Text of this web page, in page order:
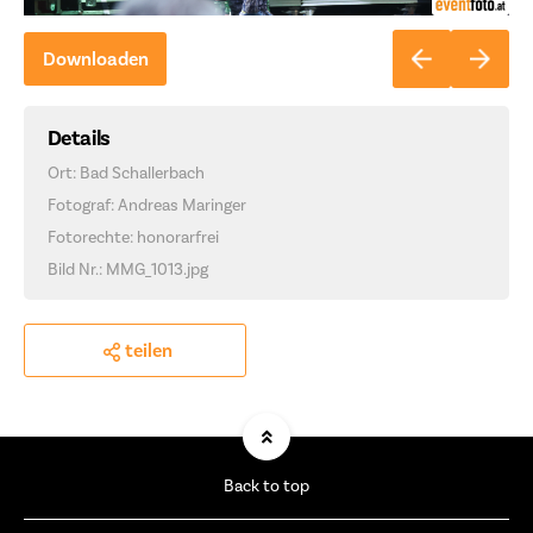
Downloaden
Details
Ort: Bad Schallerbach
Fotograf: Andreas Maringer
Fotorechte: honorarfrei
Bild Nr.: MMG_1013.jpg
teilen
Back to top